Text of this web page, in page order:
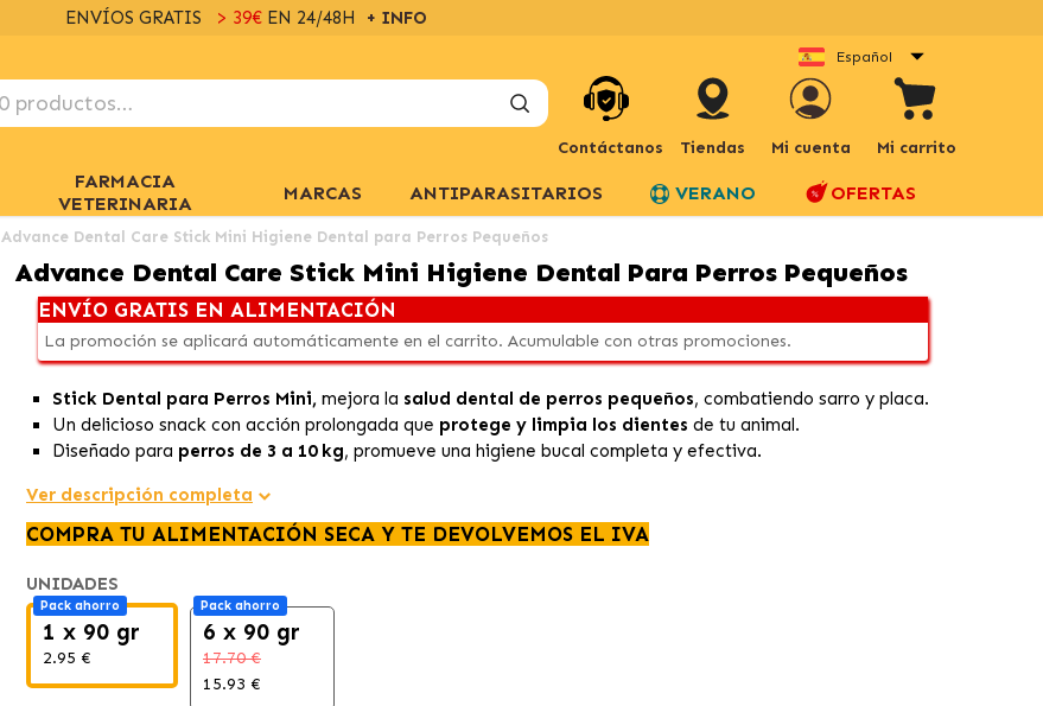
ENVÍOS GRATIS > 39€EN 24/48H + INFO
Español
Contáctanos Tiendas Mi cuenta Mi carrito
FARMACIA
VETERINARIA
MARCAS ANTIPARASITARIOS VERANO OFERTAS
Advance Dental Care Stick Mini Higiene Dental para Perros Pequeños
Advance Dental Care Stick Mini Higiene Dental Para Perros Pequeños
ENVÍO GRATIS EN ALIMENTACIÓN
La promoción se aplicará automáticamente en el carrito. Acumulable con otras promociones.
Stick Dental para Perros Mini, mejora la salud dental de perros pequeños, combatiendo sarro y placa.
Un delicioso snack con acción prolongada que protege y limpia los dientes de tu animal.
Diseñado para perros de 3 a 10 kg, promueve una higiene bucal completa y efectiva.
Ver descripción completa
COMPRA TU ALIMENTACIÓN SECA Y TE DEVOLVEMOS EL IVA
UNIDADES
Pack ahorro
1 x 90 gr
2.95 €
Pack ahorro
6 x 90 gr
17.70 €
15.93 €